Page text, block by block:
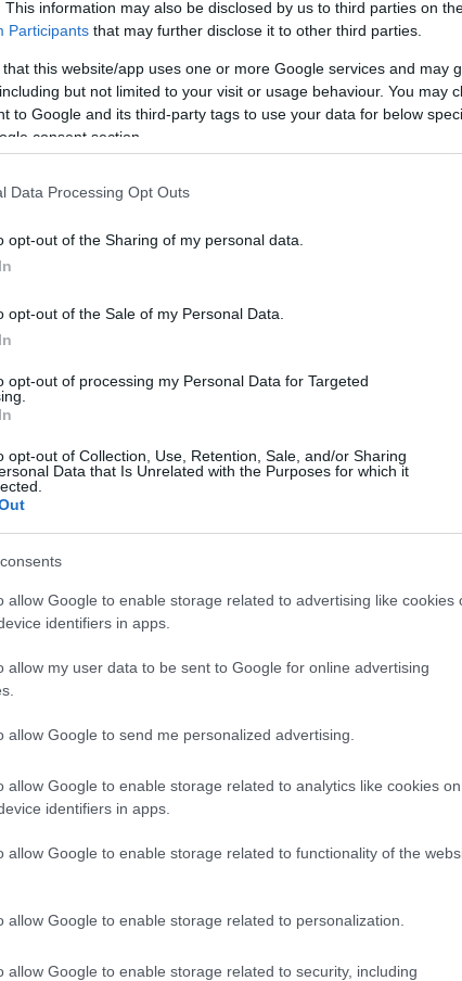
This information may also be disclosed by us to third parties on
Participants that may further disclose it to other third parties.
that this website/app uses one or more Google services and may
but not limited to your visit or usage behaviour. You may
to Google and its third-party tags to use your data for below
consent section.
Data Processing Opt Outs
opt-out of the Sharing of my personal data.
opt-out of the Sale of my Personal Data.
opt-out of processing my Personal Data for Targeted
opt-out of Collection, Use, Retention, Sale, and/or Sharing
Data that Is Unrelated with the Purposes for which it
allow Google to enable storage related to advertising like cookies
identifiers in apps.
allow my user data to be sent to Google for online advertising
allow Google to send me personalized advertising.
allow Google to enable storage related to analytics like cookies on
identifiers in apps.
allow Google to enable storage related to functionality of the
allow Google to enable storage related to personalization.
allow Google to enable storage related to security, including
mint felújítani a régit.” A belvárosi épület
szerint, ami kevesebb, mint 100 milliárd
Győri Nemzeti Színház Rába-gyár